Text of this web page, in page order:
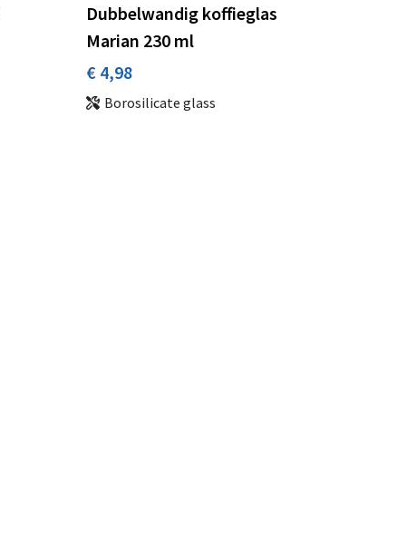
Dubbelwandig koffieglas
Marian 230 ml
€ 4,98
Borosilicate glass